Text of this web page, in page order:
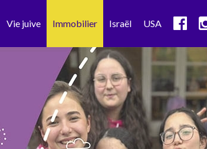
Vie juive Immobilier Israël USA